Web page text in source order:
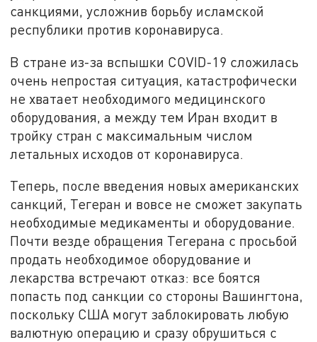
санкциями, усложнив борьбу исламской
республики против коронавируса.
В стране из-за вспышки COVID-19 сложилась
очень непростая ситуация, катастрофически
не хватает необходимого медицинского
оборудования, а между тем Иран входит в
тройку стран с максимальным числом
летальных исходов от коронавируса.
Теперь, после введения новых американских
санкций, Тегеран и вовсе не сможет закупать
необходимые медикаменты и оборудование.
Почти везде обращения Тегерана с просьбой
продать необходимое оборудование и
лекарства встречают отказ: все боятся
попасть под санкции со стороны Вашингтона,
поскольку США могут заблокировать любую
валютную операцию и сразу обрушиться с